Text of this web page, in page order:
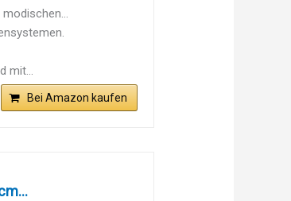
mit...
Bei Amazon kaufen